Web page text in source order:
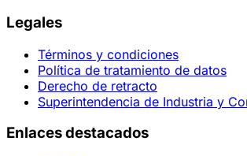
Legales
Términos y condiciones
Política de tratamiento de datos
Derecho de retracto
Superintendencia de Industria y
Enlaces destacados